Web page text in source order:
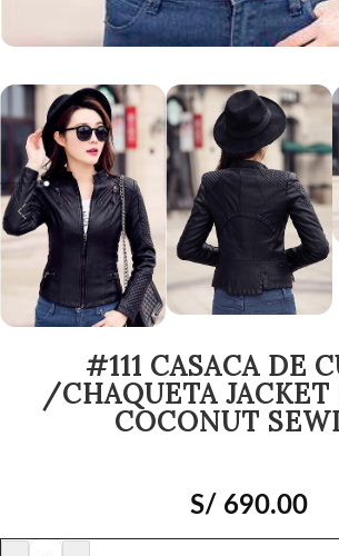
#111 CASACA DE
/CHAQUETA JACKET
COCONUT
S/ 690.00